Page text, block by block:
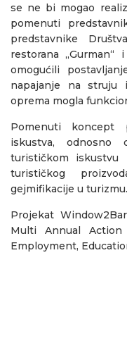
se ne bi mogao
pomenuti
predstavnike
restorana
omogućili
napajanje na
oprema mogla
Pomenuti koncept
iskustva, odnosno
turističkom
turističkog
gejmifikacije u turizmu.
Projekat
Multi Annual
Employment,